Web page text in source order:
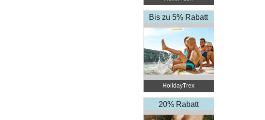
Bis zu 5% Rabatt
HolidayTrex
20% Rabatt